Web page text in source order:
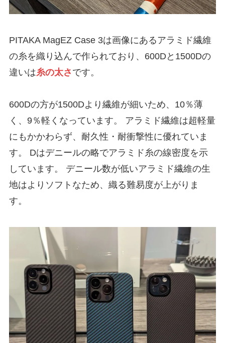
PITAKA MagEZ Case 3は画像にあるアラミド繊維
の糸を織り込んで作られており、600Dと1500Dの
違いは糸の太さ です。
600Dの方が1500Dより繊維が細いため、10％薄
く、9％軽くなっています。 アラミド繊維は超軽量
にもかかわらず、耐久性・耐衝撃性に優れていま
す。 Dはデニールの略でアラミド糸の線密度を示
しています。 デニール数が低いアラミド繊維の生
地はよりソフトなため、織る難易度が上がりま
す。